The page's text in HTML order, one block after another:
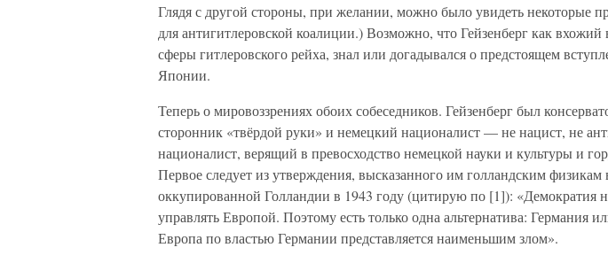
Глядя с другой стороны, при желании, можно было увидеть некоторые
для антигитлеровской коалиции.) Возможно, что Гейзенберг как
сферы гитлеровского рейха, знал или догадывался о предстоящем
Японии.
Теперь о мировоззрениях обоих собеседников. Гейзенберг был
сторонник «твёрдой руки» и немецкий националист — не нацист, не
националист, верящий в превосходство немецкой науки и культуры и
Первое следует из утверждения, высказанного им голландским
оккупированной Голландии в 1943 году (цитирую по [1]): «Демократия
управлять Европой. Поэтому есть только одна альтернатива: Германия
Европа по властью Германии представляется наименьшим злом».